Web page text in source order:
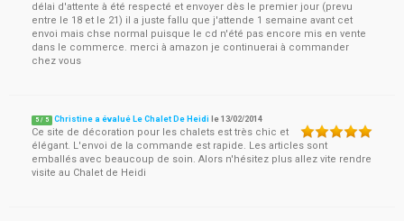
délai d'attente à été respecté et envoyer dès le premier jour (prevu
entre le 18 et le 21) il a juste fallu que j'attende 1 semaine avant cet
envoi mais chse normal puisque le cd n'été pas encore mis en vente
dans le commerce. merci à amazon je continuerai à commander
chez vous
5 / 5 Christine a évalué Le Chalet De Heidi le13/02/2014
Ce site de décoration pour les chalets est très chic et
élégant. L'envoi de la commande est rapide. Les articles sont
emballés avec beaucoup de soin. Alors n'hésitez plus allez vite rendre
visite au Chalet de Heidi